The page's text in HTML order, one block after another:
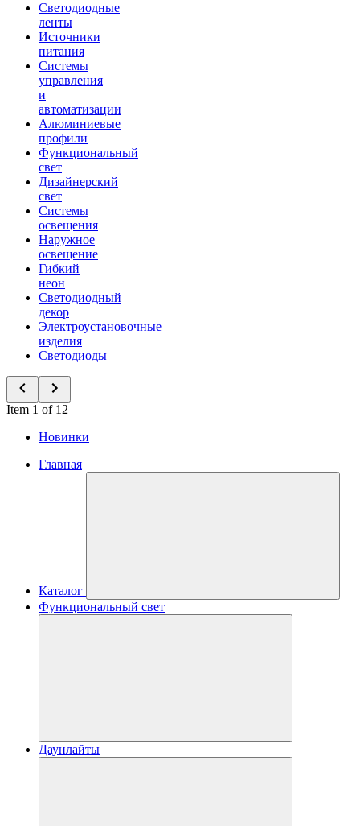
Светодиодные
ленты
Источники
питания
Системы
управления
и
автоматизации
Алюминиевые
профили
Функциональный
свет
Дизайнерский
свет
Системы
освещения
Наружное
освещение
Гибкий
неон
Светодиодный
декор
Электроустановочные
изделия
Светодиоды
Item 1 of 12
Новинки
Главная
Каталог
Функциональный свет
Даунлайты